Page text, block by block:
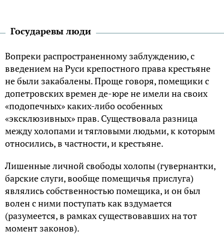
Государевы люди
Вопреки распространенному заблуждению, с
введением на Руси крепостного права крестьяне
не были закабалены. Проще говоря, помещики с
допетровских времен де-юре не имели на своих
«подопечных» каких-либо особенных
«эксклюзивных» прав. Существовала разница
между холопами и тягловыми людьми, к которым
относились, в частности, и крестьяне.
Лишенные личной свободы холопы (гувернантки,
барские слуги, вообще помещичья прислуга)
являлись собственностью помещика, и он был
волен с ними поступать как вздумается
(разумеется, в рамках существовавших на тот
момент законов).